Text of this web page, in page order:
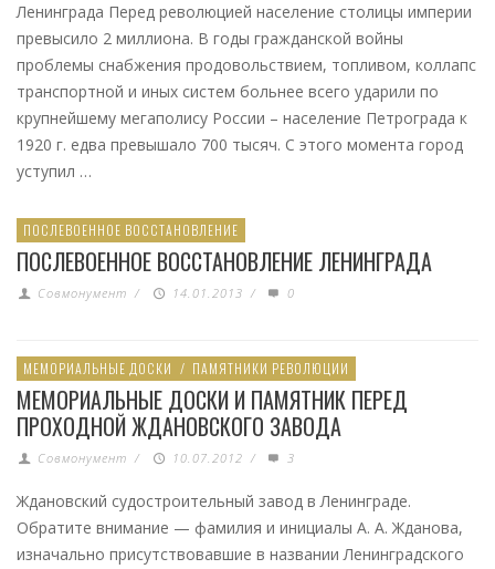
Ленинграда Перед революцией население столицы империи
превысило 2 миллиона. В годы гражданской войны
проблемы снабжения продовольствием, топливом, коллапс
транспортной и иных систем больнее всего ударили по
крупнейшему мегаполису России – население Петрограда к
1920 г. едва превышало 700 тысяч. С этого момента город
уступил …
ПОСЛЕВОЕННОЕ ВОССТАНОВЛЕНИЕ
ПОСЛЕВОЕННОЕ ВОССТАНОВЛЕНИЕ ЛЕНИНГРАДА
Совмонумент / 14.01.2013 / 0
МЕМОРИАЛЬНЫЕ ДОСКИ / ПАМЯТНИКИ РЕВОЛЮЦИИ
МЕМОРИАЛЬНЫЕ ДОСКИ И ПАМЯТНИК ПЕРЕД
ПРОХОДНОЙ ЖДАНОВСКОГО ЗАВОДА
Совмонумент / 10.07.2012 / 3
Ждановский судостроительный завод в Ленинграде.
Обратите внимание — фамилия и инициалы А. А. Жданова,
изначально присутствовавшие в названии Ленинградского